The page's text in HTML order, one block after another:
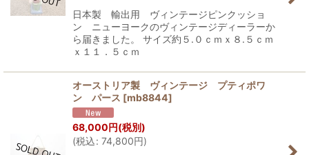
日本製 輸出用 ヴィンテージピンクッショ
ン ニューヨークのヴィンテージディーラーか
ら届きました。 サイズ約５.０ｃｍｘ８.５ｃｍ
ｘ１１．５ｃｍ
オーストリア製 ヴィンテージ プティポワ
ン パース [mb8844]
68,000円(税別)
(税込: 74,800円)